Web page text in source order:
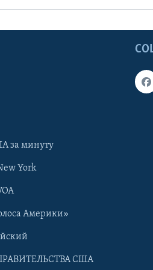
за минуту
York
Америки»
США